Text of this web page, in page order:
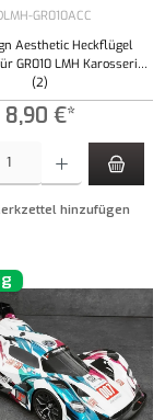
GR010ACC
Aesthetic Heckflügel
GR010 LMH Karosserie
(2)
8,90 €*
hinzufügen